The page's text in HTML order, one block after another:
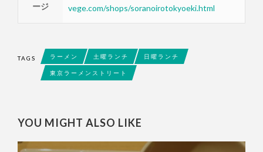
ージ
vege.com/shops/soranoirotokyoeki.html
TAGS ラーメン 土曜ランチ 日曜ランチ
東京ラーメンストリート
YOU MIGHT ALSO LIKE